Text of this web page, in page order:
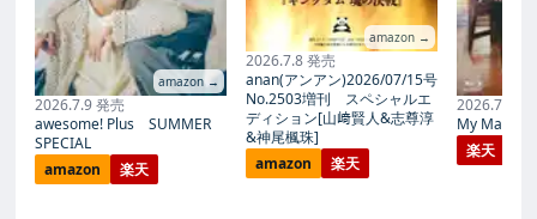
amazon →
2026.7.9 発売
awesome! Plus SUMMER
SPECIAL
amazon
楽天
amazon →
2026.7.8 発売
anan(アンアン)2026/07/15号
No.2503増刊 スペシャルエ
ディション[山﨑賢人&志尊淳
&神尾楓珠]
amazon
楽天
2026.7.27
My Magic
楽天